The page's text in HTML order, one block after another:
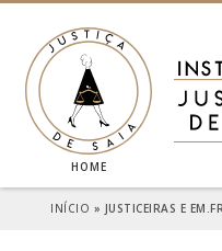
HOME
INÍCIO » JUSTICEIRAS E